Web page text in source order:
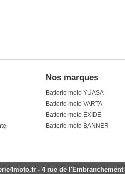
Nos marques
Batterie moto YUASA
Batterie moto VARTA
Batterie moto EXIDE
Batterie moto BANNER
- 4 rue de